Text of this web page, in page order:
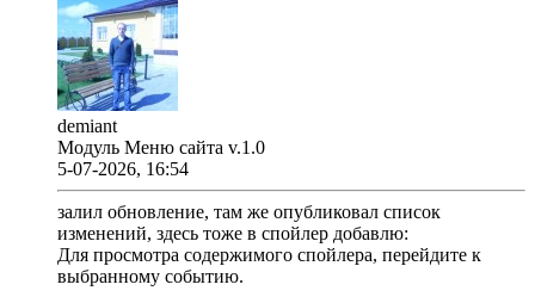
demiant
Модуль Меню сайта v.1.0
5-07-2026, 16:54
залил обновление, там же опубликовал список
изменений, здесь тоже в спойлер добавлю:
Для просмотра содержимого спойлера, перейдите к
выбранному событию.